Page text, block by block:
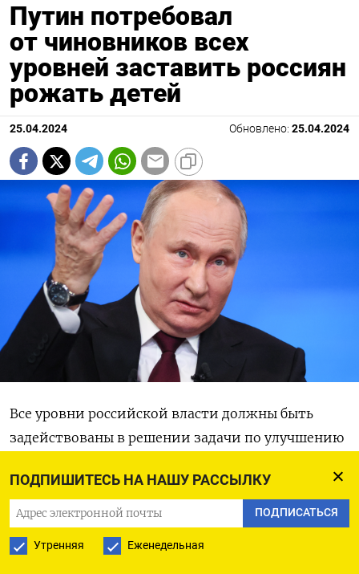
ПОДПИШИТЕСЬ НА НАШУ РАССЫЛКУ
ПОДПИСАТЬСЯ
Утренняя Еженедельная
Путин потребовал
от чиновников всех
уровней заставить россиян
рожать детей
25.04.2024 Обновлено: 25.04.2024
Все уровни российской власти должны быть
задействованы в решении задачи по улучшению
в четверг президент Владимир Путин.
«Важно воспитывать подрастающее поколение
в духе ценностей большой, многодетной,